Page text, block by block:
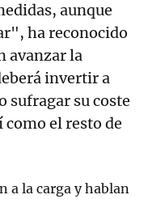
aunque
ha reconocido
avanzar la
invertir a
sufragar su coste
el resto de
a la carga y hablan